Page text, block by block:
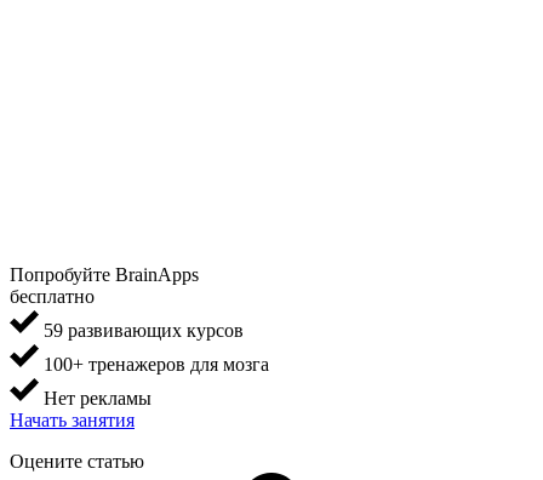
Попробуйте BrainApps
бесплатно
59 развивающих курсов
100+ тренажеров для мозга
Нет рекламы
Начать занятия
Оцените статью